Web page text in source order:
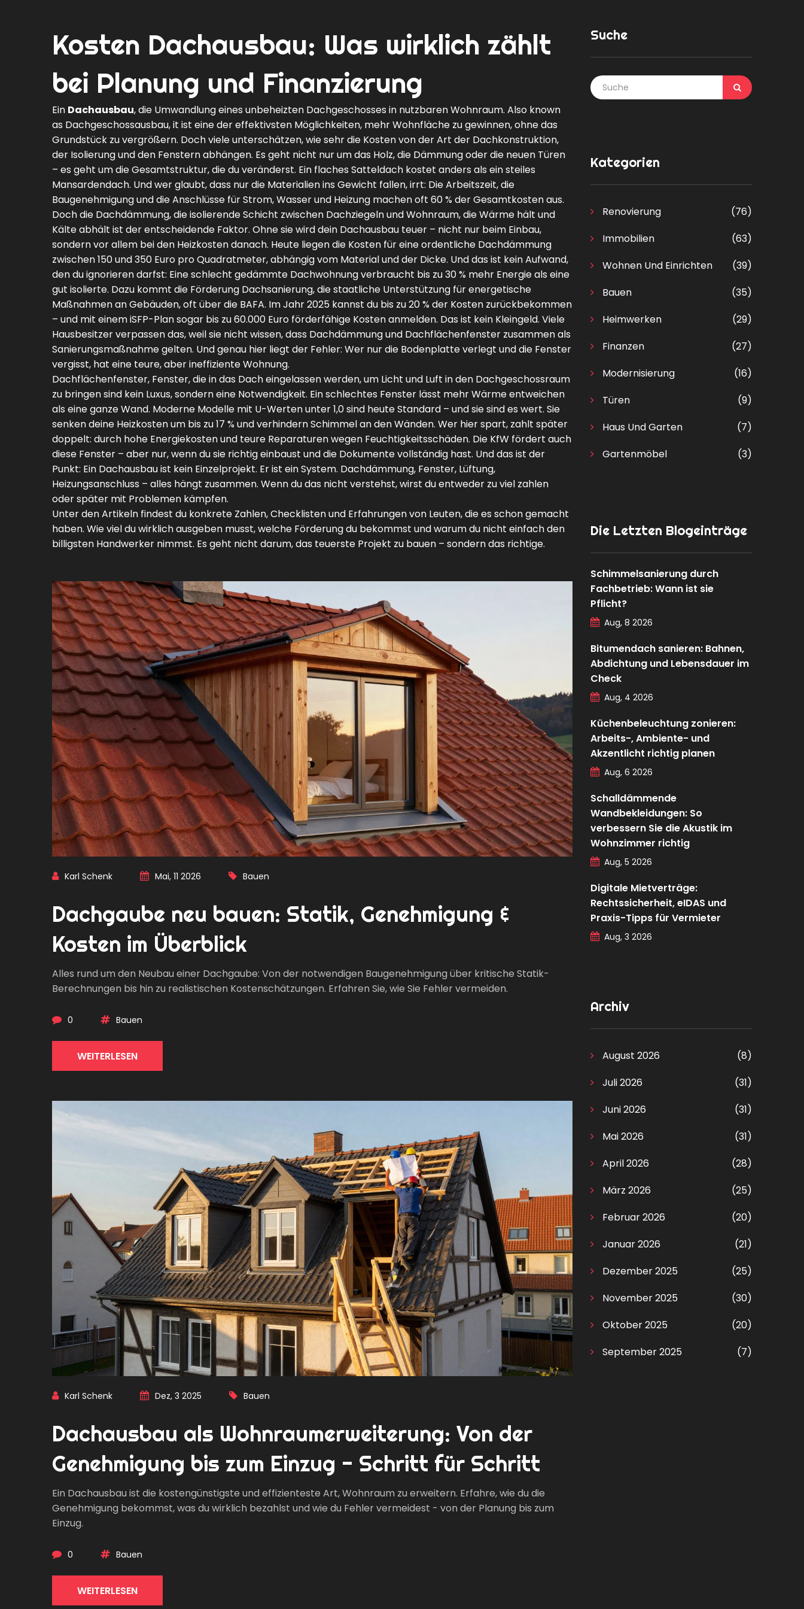
Kosten Dachausbau: Was wirklich zählt
bei Planung und Finanzierung
Ein Dachausbau,die Umwandlung eines unbeheizten Dachgeschosses in nutzbaren Wohnraum. Also known
as Dachgeschossausbau, it ist eine der effektivsten Möglichkeiten, mehr Wohnfläche zu gewinnen, ohne das
Grundstück zu vergrößern. Doch viele unterschätzen, wie sehr die Kosten von der Art der Dachkonstruktion,
der Isolierung und den Fenstern abhängen. Es geht nicht nur um das Holz, die Dämmung oder die neuen Türen
– es geht um die Gesamtstruktur, die du veränderst. Ein flaches Satteldach kostet anders als ein steiles
Mansardendach. Und wer glaubt, dass nur die Materialien ins Gewicht fallen, irrt: Die Arbeitszeit, die
Baugenehmigung und die Anschlüsse für Strom, Wasser und Heizung machen oft 60 % der Gesamtkosten aus.
Doch die Dachdämmung,die isolierende Schicht zwischen Dachziegeln und Wohnraum, die Wärme hält und
Kälte abhält ist der entscheidende Faktor. Ohne sie wird dein Dachausbau teuer – nicht nur beim Einbau,
sondern vor allem bei den Heizkosten danach. Heute liegen die Kosten für eine ordentliche Dachdämmung
zwischen 150 und 350 Euro pro Quadratmeter, abhängig vom Material und der Dicke. Und das ist kein Aufwand,
den du ignorieren darfst: Eine schlecht gedämmte Dachwohnung verbraucht bis zu 30 % mehr Energie als eine
gut isolierte. Dazu kommt die Förderung Dachsanierung,die staatliche Unterstützung für energetische
Maßnahmen an Gebäuden, oft über die BAFA. Im Jahr 2025 kannst du bis zu 20 % der Kosten zurückbekommen
– und mit einem iSFP-Plan sogar bis zu 60.000 Euro förderfähige Kosten anmelden. Das ist kein Kleingeld. Viele
Hausbesitzer verpassen das, weil sie nicht wissen, dass Dachdämmung und Dachflächenfenster zusammen als
Sanierungsmaßnahme gelten. Und genau hier liegt der Fehler: Wer nur die Bodenplatte verlegt und die Fenster
vergisst, hat eine teure, aber ineffiziente Wohnung.
Dachflächenfenster, Fenster, die in das Dach eingelassen werden, um Licht und Luft in den Dachgeschossraum
zu bringensind kein Luxus, sondern eine Notwendigkeit. Ein schlechtes Fenster lässt mehr Wärme entweichen
als eine ganze Wand. Moderne Modelle mit U-Werten unter 1,0 sind heute Standard – und sie sind es wert. Sie
senken deine Heizkosten um bis zu 17 % und verhindern Schimmel an den Wänden. Wer hier spart, zahlt später
doppelt: durch hohe Energiekosten und teure Reparaturen wegen Feuchtigkeitsschäden. Die KfW fördert auch
diese Fenster – aber nur, wenn du sie richtig einbaust und die Dokumente vollständig hast. Und das ist der
Punkt: Ein Dachausbau ist kein Einzelprojekt. Er ist ein System. Dachdämmung, Fenster, Lüftung,
Heizungsanschluss – alles hängt zusammen. Wenn du das nicht verstehst, wirst du entweder zu viel zahlen
oder später mit Problemen kämpfen.
Unter den Artikeln findest du konkrete Zahlen, Checklisten und Erfahrungen von Leuten, die es schon gemacht
haben. Wie viel du wirklich ausgeben musst, welche Förderung du bekommst und warum du nicht einfach den
billigsten Handwerker nimmst. Es geht nicht darum, das teuerste Projekt zu bauen – sondern das richtige.
Karl Schenk Mai, 11 2026 Bauen
Dachgaube neu bauen: Statik, Genehmigung &
Kosten im Überblick
Alles rund um den Neubau einer Dachgaube: Von der notwendigen Baugenehmigung über kritische Statik-
Berechnungen bis hin zu realistischen Kostenschätzungen. Erfahren Sie, wie Sie Fehler vermeiden.
0 Bauen
WEITERLESEN
Karl Schenk Dez, 3 2025 Bauen
Dachausbau als Wohnraumerweiterung: Von der
Genehmigung bis zum Einzug - Schritt für Schritt
Ein Dachausbau ist die kostengünstigste und effizienteste Art, Wohnraum zu erweitern. Erfahre, wie du die
Genehmigung bekommst, was du wirklich bezahlst und wie du Fehler vermeidest - von der Planung bis zum
Einzug.
0 Bauen
WEITERLESEN
Suche
Kategorien
Renovierung
(76)
Immobilien
(63)
Wohnen Und Einrichten
(39)
Bauen
(35)
Heimwerken
(29)
Finanzen
(27)
Modernisierung
(16)
Türen
(9)
Haus Und Garten
(7)
Gartenmöbel
(3)
Die Letzten Blogeinträge
Schimmelsanierung durch
Fachbetrieb: Wann ist sie
Pflicht?
Aug, 8 2026
Bitumendach sanieren: Bahnen,
Abdichtung und Lebensdauer im
Check
Aug, 4 2026
Küchenbeleuchtung zonieren:
Arbeits-, Ambiente- und
Akzentlicht richtig planen
Aug, 6 2026
Schalldämmende
Wandbekleidungen: So
verbessern Sie die Akustik im
Wohnzimmer richtig
Aug, 5 2026
Digitale Mietverträge:
Rechtssicherheit, eIDAS und
Praxis-Tipps für Vermieter
Aug, 3 2026
Archiv
August 2026
(8)
Juli 2026
(31)
Juni 2026
(31)
Mai 2026
(31)
April 2026
(28)
März 2026
(25)
Februar 2026
(20)
Januar 2026
(21)
Dezember 2025
(25)
November 2025
(30)
Oktober 2025
(20)
September 2025
(7)